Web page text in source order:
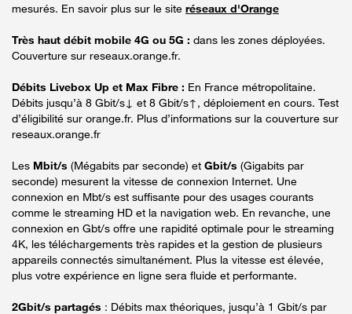
mesurés. En savoir plus sur le site réseaux d'Orange
Très haut débit mobile 4G ou 5G : dans les zones déployées.
Couverture sur reseaux.orange.fr.
Débits Livebox Up et Max Fibre : En France métropolitaine.
Débits jusqu’à 8 Gbit/s↓ et 8 Gbit/s↑, déploiement en cours. Test
d’éligibilité sur orange.fr. Plus d’informations sur la couverture sur
reseaux.orange.fr
Les Mbit/s (Mégabits par seconde) et Gbit/s (Gigabits par
seconde) mesurent la vitesse de connexion Internet. Une
connexion en Mbt/s est suffisante pour des usages courants
comme le streaming HD et la navigation web. En revanche, une
connexion en Gbt/s offre une rapidité optimale pour le streaming
4K, les téléchargements très rapides et la gestion de plusieurs
appareils connectés simultanément. Plus la vitesse est élevée,
plus votre expérience en ligne sera fluide et performante.
2Gbit/s partagés : Débits max théoriques, jusqu’à 1 Gbit/s par